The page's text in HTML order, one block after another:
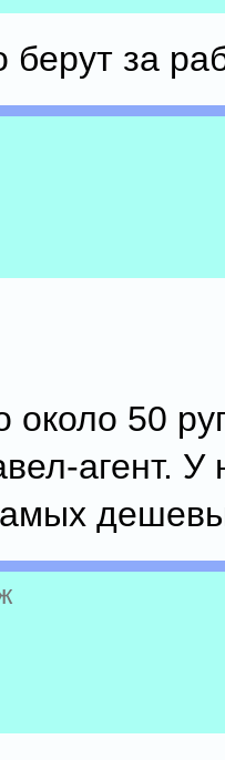
берут за
около 50
агент. У